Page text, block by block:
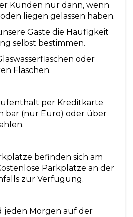
Kunden nur dann, wenn
liegen gelassen haben.
Gäste die Häufigkeit
selbst bestimmen.
oder
Flaschen.
per Kreditkarte
bar (nur Euro) oder über
befinden sich am
Parkplätze an der
zur Verfügung.
jeden Morgen auf der